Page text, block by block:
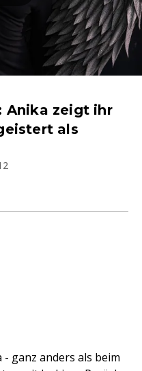
Anika zeigt ihr
als
- ganz anders als beim